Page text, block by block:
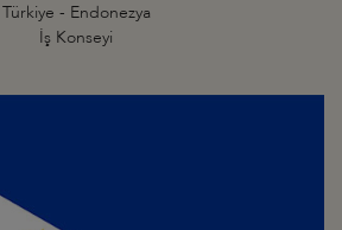
Türkiye - Endonezya
İş Konseyi